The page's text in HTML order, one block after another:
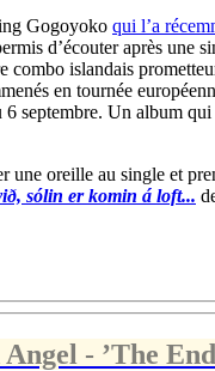
Gogoyoko qui l’a
d’écouter après une
combo islandais
en tournée
septembre. Un album
une oreille au single et
sólin er komin á loft...
- ’The